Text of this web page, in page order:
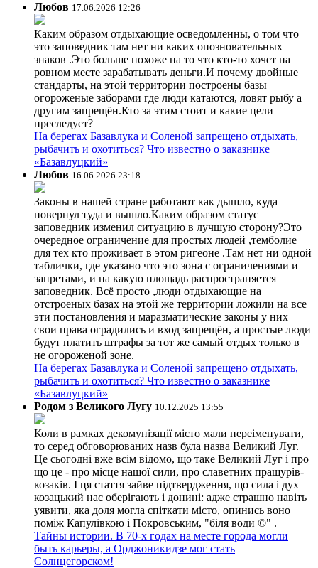
Любов 17.06.2026 12:26
Каким образом отдыхающие осведомленны, о том что
это заповедник там нет ни каких опозновательных
знаков .Это больше похоже на то что кто-то хочет на
ровном месте зарабатывать деньги.И почему двойные
стандарты, на этой территории построены базы
огороженые заборами где люди катаются, ловят рыбу а
другим запрещён.Кто за этим стоит и какие цели
преследует?
На берегах Базавлука и Соленой запрещено отдыхать,
рыбачить и охотиться? Что известно о заказнике
«Базавлуцкий»
Любов 16.06.2026 23:18
Законы в нашей стране работают как дышло, куда
повернул туда и вышло.Каким образом статус
заповедник изменил ситуацию в лучшую сторону?Это
очередное ограничение для простых людей ,темболие
для тех кто проживает в этом ригеоне .Там нет ни одной
таблички, где указано что это зона с ограничениями и
запретами, и на какую площадь распространяется
заповедник. Всё просто ,люди отдыхающие на
отстроеных базах на этой же территории ложили на все
эти постановления и маразматические законы у них
свои права оградились и вход запрещён, а простые люди
будут платить штрафы за тот же самый отдых только в
не огороженой зоне.
На берегах Базавлука и Соленой запрещено отдыхать,
рыбачить и охотиться? Что известно о заказнике
«Базавлуцкий»
Родом з Великого Лугу 10.12.2025 13:55
Коли в рамках декомунізації місто мали переіменувати,
то серед обговорюваних назв була назва Великий Луг.
Це сьогодні вже всім відомо, що таке Великий Луг і про
що це - про місце нашої сили, про славетних пращурів-
козаків. І ця стаття зайве підтвердження, що сила і дух
козацький нас оберігають і донині: адже страшно навіть
уявити, яка доля могла спіткати місто, опинись воно
поміж Капулівкою і Покровським, "біля води ©" .
Тайны истории. В 70-х годах на месте города могли
быть карьеры, а Орджоникидзе мог стать
Солнцегорском!